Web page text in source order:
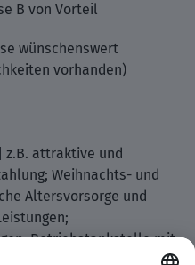
B von Vorteil
wünschenswert
vorhanden)
| z.B. attraktive und
Weihnachts- und
Altersvorsorge und
Betriebstankstelle mit